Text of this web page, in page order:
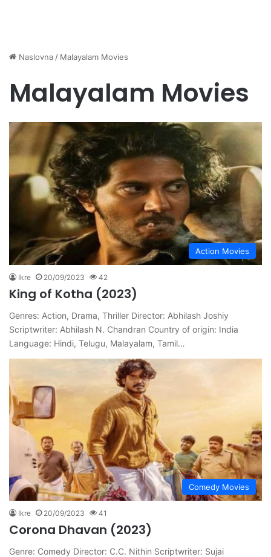
Naslovna / Malayalam Movies
Malayalam Movies
Action Movies
Ikre 20/09/2023 42
King of Kotha (2023)
Genres: Action, Drama, Thriller Director: Abhilash Joshiy
Scriptwriter: Abhilash N. Chandran Country of origin: India
Language: Hindi, Telugu, Malayalam, Tamil…
Comedy Movies
Ikre 20/09/2023 41
Corona Dhavan (2023)
Genre: Comedy Director: C.C. Nithin Scriptwriter: Sujai